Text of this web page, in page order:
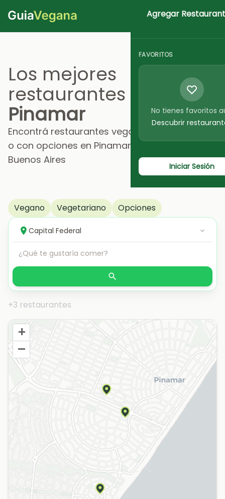
Iniciar Sesion
Agregar
FAVORITOS
No tienes favoritos
Descubrir
Iniciar Sesión
Los mejores
restaurantes en
Pinamar
Encontrá restaurantes veganos, vegetarianos
o con opciones en Pinamar, Provincia de
Buenos Aires
Vegano Vegetariano Opciones
+3 restaurantes
+
–